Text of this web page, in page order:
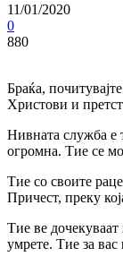
11/01/2020
0
880
Браќа,
Христови и
Нивната служба е
огромна. Тие се
Тие со своите
Причест, преку
Тие ве дочекуваат
умрете. Тие за вас